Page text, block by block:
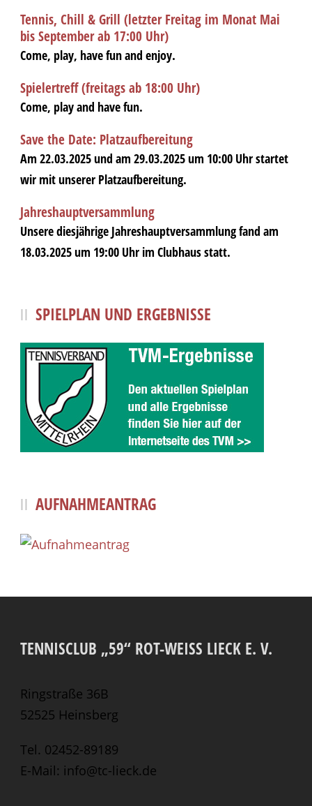
Tennis, Chill & Grill (letzter Freitag im Monat Mai
bis September ab 17:00 Uhr)
Come, play, have fun and enjoy.
Spielertreff (freitags ab 18:00 Uhr)
Come, play and have fun.
Save the Date: Platzaufbereitung
Am 22.03.2025 und am 29.03.2025 um 10:00 Uhr startet
wir mit unserer Platzaufbereitung.
Jahreshauptversammlung
Unsere diesjährige Jahreshauptversammlung fand am
18.03.2025 um 19:00 Uhr im Clubhaus statt.
SPIELPLAN UND ERGEBNISSE
AUFNAHMEANTRAG
TENNISCLUB „59“ ROT-WEISS LIECK E. V.
Ringstraße 36B
52525 Heinsberg
Tel. 02452-89189
E-Mail: info@tc-lieck.de